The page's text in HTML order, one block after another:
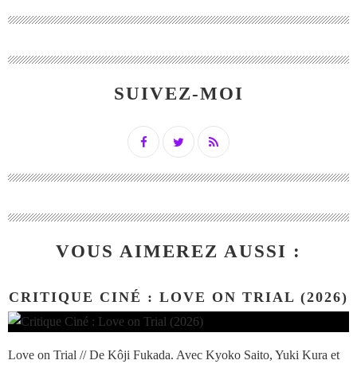
SUIVEZ-MOI
VOUS AIMEREZ AUSSI :
CRITIQUE CINÉ : LOVE ON TRIAL (2026)
Love on Trial // De Kôji Fukada. Avec Kyoko Saito, Yuki Kura et